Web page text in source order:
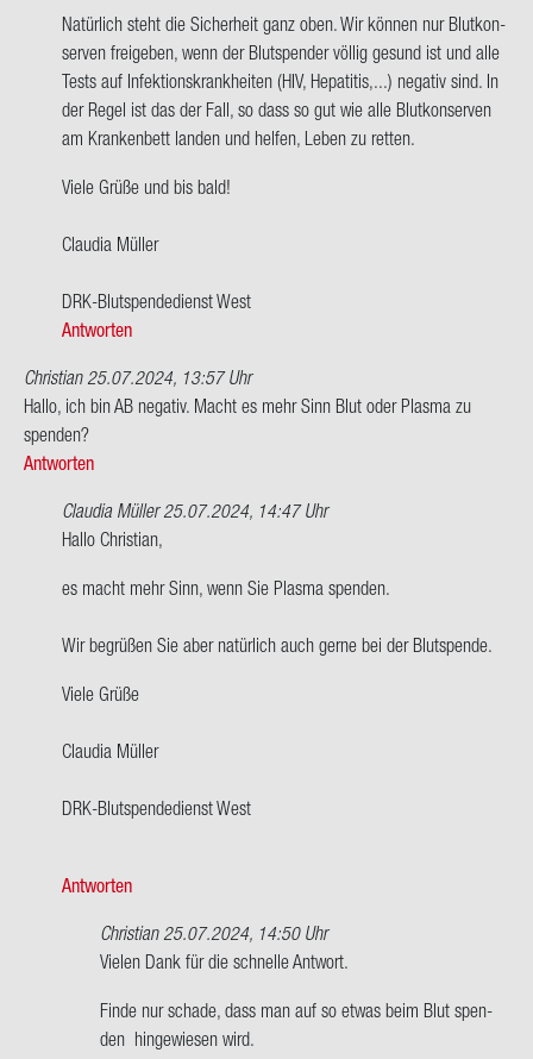
Tom
Na­tür­lich steht die Si­cher­heit ganz oben. Wir kön­nen nur Blut­kon­
ser­ven frei­ge­ben, wenn der Blut­spen­der völ­lig ge­sund ist und alle
Tests auf In­fek­ti­ons­krank­hei­ten (HIV, He­pa­ti­tis,...) ne­ga­tiv sind. In
der Regel ist das der Fall, so dass so gut wie alle Blut­kon­ser­ven
am Kran­ken­bett lan­den und hel­fen, Leben zu ret­ten.
Viele Grüße und bis bald!
Clau­dia Mül­ler
DRK-​Blutspendedienst West
Antworten
Christian25.07.2024, 13:57 Uhr
Hallo, ich bin AB ne­ga­tiv. Macht es mehr Sinn Blut oder Plas­ma zu
spen­den?
Antworten
Claudia Müller25.07.2024, 14:47 Uhr
Ant­
auf
ich
bin
ne­
tiv…
ti­
Hallo Chris­ti­an,
es macht mehr Sinn, wenn Sie Plas­ma spen­den.
Wir be­grü­ßen Sie aber na­tür­lich auch gerne bei der Blut­spen­de.
Viele Grüße
Clau­dia Mül­ler
DRK-​Blutspendedienst West
Antworten
Christian25.07.2024, 14:50 Uhr
Ant­
auf
Hallo
Vie­len Dank für die schnel­le Ant­wort.
Finde nur scha­de, dass man auf so etwas beim Blut spen­
den hin­ge­wie­sen wird.